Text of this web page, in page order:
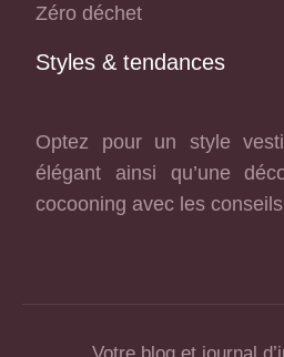
Zéro déchet
Styles & tendances
Optez pour un style
élégant ainsi qu’une
cocooning avec les
Votre blog et journal